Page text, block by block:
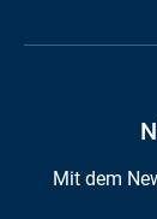
Mit dem